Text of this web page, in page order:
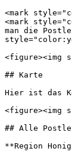
<mark
<mark
man die
<figure><img
## Karte
Hier ist das
<figure><img
## Alle
**Region